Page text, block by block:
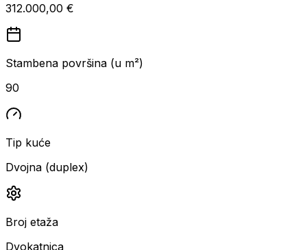
312.000,00 €
Stambena površina (u m²)
90
Tip kuće
Dvojna (duplex)
Broj etaža
Dvokatnica